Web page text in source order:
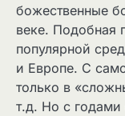
божественные
веке. Подобная
популярной
и Европе. С
только в
т.д. Но с годами